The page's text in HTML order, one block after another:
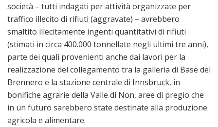
società – tutti indagati per attività organizzate per
traffico illecito di rifiuti (aggravate) – avrebbero
smaltito illecitamente ingenti quantitativi di rifiuti
(stimati in circa 400.000 tonnellate negli ultimi tre anni),
parte dei quali provenienti anche dai lavori per la
realizzazione del collegamento tra la galleria di Base del
Brennero e la stazione centrale di Innsbruck, in
bonifiche agrarie della Valle di Non, aree di pregio che
in un futuro sarebbero state destinate alla produzione
agricola e alimentare.